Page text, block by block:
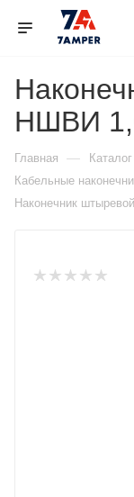
НШВИ
Главная — Каталог
Кабельные
Наконечник